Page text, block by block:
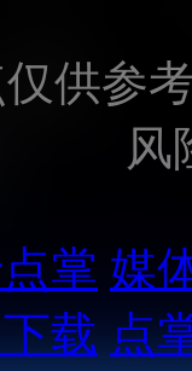
供参
风
掌 媒
载 点